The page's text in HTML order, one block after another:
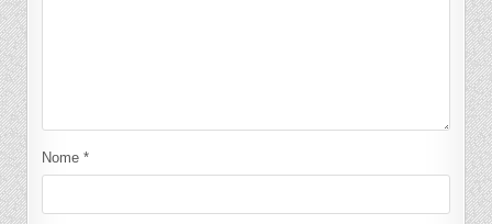
Nome*